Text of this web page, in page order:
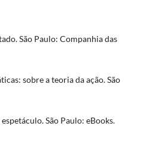
São Paulo: Companhia das
sobre a teoria da ação. São
São Paulo: eBooks.